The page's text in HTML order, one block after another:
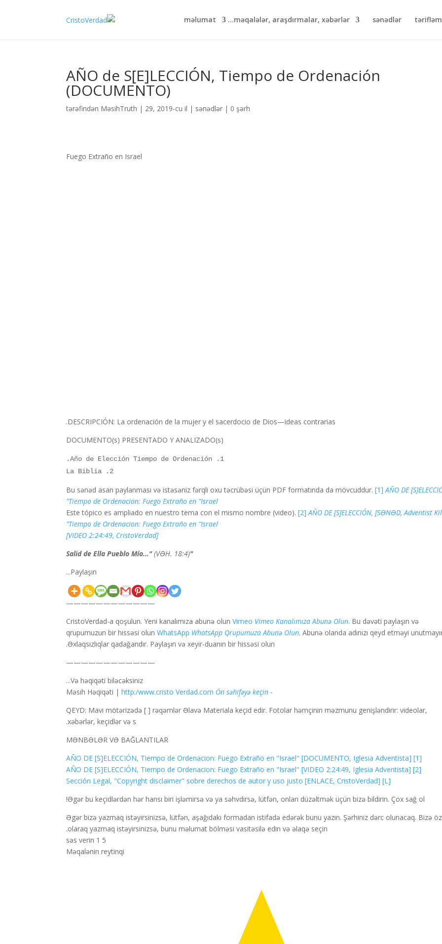
sənədlər
məqalələr, araşdırmalar, xəbərlər...
məlumat
AÑO de S[E]LECCIÓN, Tiempo de Ordenación
(DOCUMENTO)
tərəfindən MəsihTruth | 29, 2019-cu il | sənədlər | 0 şərh
Fuego Extraño en Israel
DESCRIPCIÓN: La ordenación de la mujer y el sacerdocio de Dios—ideas contrarias.
DOCUMENTO(s) PRESENTADO Y ANALIZADO(s)
1. Año de Elección Tiempo de Ordenación.
2. La Biblia
Bu sənəd asan paylanması və istəsəniz fərqli oxu təcrübəsi üçün PDF formatında da mövcuddur.[1] AÑO DE
Tiempo de Ordenacion: Fuego Extraño en "Israel"
Este tópico es ampliado en nuestro tema con el mismo nombre (video).
[2] AÑO DE [S]ELECCIÓN,
Tiempo de Ordenacion: Fuego Extraño en "Israel"
[VIDEO 2:24:49, CristoVerdad]
"Salid de Ella Pueblo Mío…"
(VƏH. 18:4)
Paylaşın...
————————————
CristoVerdad-a qoşulun. Yeni kanalımıza abunə olunVimeo Vimeo Kanalımıza Abunə Olun. Bu dəvəti paylaşın və
qrupumuzun bir hissəsi olunWhatsApp WhatsApp Qrupumuza Abunə Olun. Abunə olanda adınızı qeyd etməyi
Əxlaqsızlıqlar qadağandır. Paylaşın və xeyir-duanın bir hissəsi olun.
————————————
Və həqiqəti biləcəksiniz...
- Məsih Həqiqəti
|http:/www.cristo Verdad.com Ön səhifəyə keçin
QEYD: Mavi mötərizədə [ ] rəqəmlər Əlavə Materiala keçid edir. Fotolar həmçinin məzmunu genişləndirir: videolar,
xəbərlər, keçidlər və s.
MƏNBƏLƏR VƏ BAĞLANTILAR
[1] AÑO DE [S]ELECCIÓN, Tiempo de Ordenacion: Fuego Extraño en "Israel" [DOCUMENTO, Iglesia Adventista]
[2] AÑO DE [S]ELECCIÓN, Tiempo de Ordenacion: Fuego Extraño en "Israel" [VIDEO 2:24:49, Iglesia Adventista]
[L] Sección Legal, "Copyright disclaimer" sobre derechos de autor y uso justo [ENLACE, CristoVerdad]
Əgər bu keçidlərdən hər hansı biri işləmirsə və ya səhvdirsə, lütfən, onları düzəltmək üçün bizə bildirin. Çox sağ ol!
Əgər bizə yazmaq istəyirsinizsə, lütfən, aşağıdakı formadan istifadə edərək bunu yazın. Şərhiniz dərc olunacaq. Bizə
olaraq yazmaq istəyirsinizsə, bunu məlumat bölməsi vasitəsilə edin və əlaqə seçin.
5
1
səs verin
Məqalənin reytinqi